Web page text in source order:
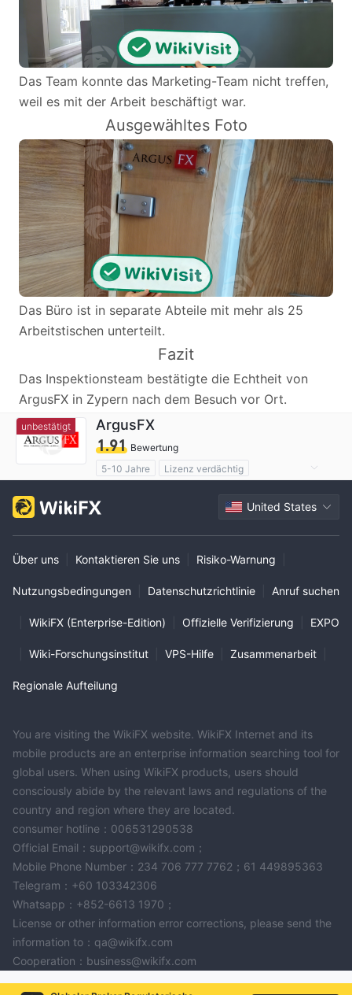
Das Team konnte das Marketing-Team nicht treffen,
weil es mit der Arbeit beschäftigt war.
Ausgewähltes Foto
Das Büro ist in separate Abteile mit mehr als 25
Arbeitstischen unterteilt.
Fazit
Das Inspektionsteam bestätigte die Echtheit von
ArgusFX in Zypern nach dem Besuch vor Ort.
unbestätigt ArgusFX
1.91 Bewertung
5-10 Jahre
Lizenz verdächtig
United States
Über uns Kontaktieren Sie uns Risiko-Warnung
Nutzungsbedingungen Datenschutzrichtlinie Anruf suchen
WikiFX (Enterprise-Edition) Offizielle Verifizierung EXPO
Wiki-Forschungsinstitut VPS-Hilfe Zusammenarbeit
Regionale Aufteilung
You are visiting the WikiFX website. WikiFX Internet and its
mobile products are an enterprise information searching tool for
global users. When using WikiFX products, users should
consciously abide by the relevant laws and regulations of the
country and region where they are located.
consumer hotline：006531290538
Official Email：support@wikifx.com；
Mobile Phone Number：234 706 777 7762；61 449895363
Telegram：+60 103342306
Whatsapp：+852-6613 1970；
License or other information error corrections, please send the
information to：qa@wikifx.com
Cooperation：business@wikifx.com